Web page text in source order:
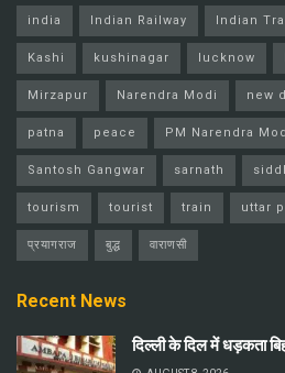
india Indian Railway Indian
Kashi kushinagar lucknow
Mirzapur Narendra Modi new
patna peace PM Narendra
Santosh Gangwar sarnath
tourism tourist train uttar
प्रयागराज बुद्ध वाराणसी
Recent News
दिल्ली के दिल में धड़कता